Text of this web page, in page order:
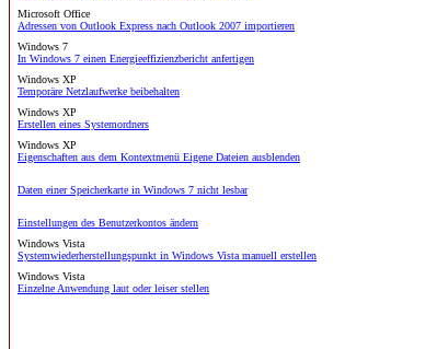
Microsoft Office
Adressen von Outlook Express nach Outlook 2007 importieren
Windows 7
In Windows 7 einen Energieeffizienzbericht anfertigen
Windows XP
Temporäre Netzlaufwerke beibehalten
Windows XP
Erstellen eines Systemordners
Windows XP
Eigenschaften aus dem Kontextmenü Eigene Dateien ausblenden
Daten einer Speicherkarte in Windows 7 nicht lesbar
Einstellungen des Benutzerkontos ändern
Windows Vista
Systemwiederherstellungspunkt in Windows Vista manuell erstellen
Windows Vista
Einzelne Anwendung laut oder leiser stellen